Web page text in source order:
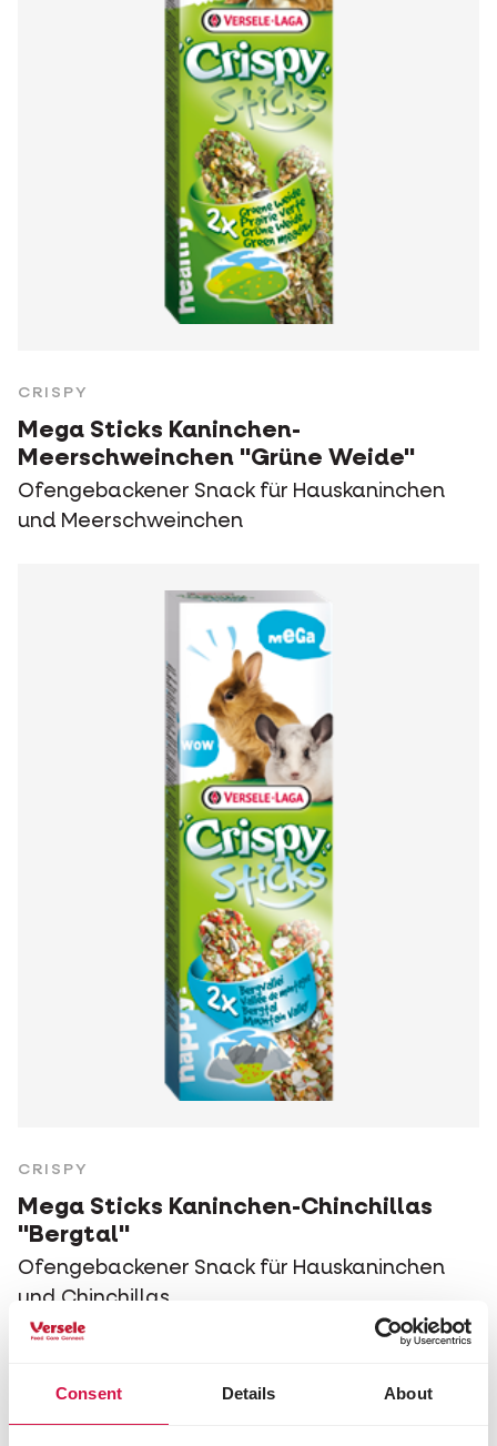
Consent Details About
CRISPY
Mega Sticks Kaninchen-
Meerschweinchen "Grüne Weide"
Ofengebackener Snack für Hauskaninchen
und Meerschweinchen
CRISPY
Mega Sticks Kaninchen-Chinchillas
"Bergtal"
Ofengebackener Snack für Hauskaninchen
und Chinchillas